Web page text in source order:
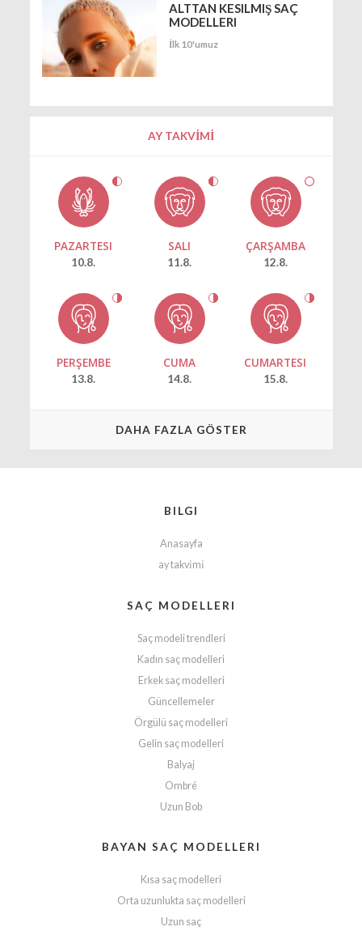
ALTTAN KESILMIŞ SAÇ
MODELLERI
İlk 10'umuz
AY TAKVİMİ
PAZARTESI
10.8.
SALI
11.8.
ÇARŞAMBA
12.8.
PERŞEMBE
13.8.
CUMA
14.8.
CUMARTESI
15.8.
DAHA FAZLA GÖSTER
BILGI
Anasayfa
ay takvi̇mi̇
SAÇ MODELLERI
Saç modeli trendleri
Kadın saç modelleri
Erkek saç modelleri
Güncellemeler
Örgülü saç modelleri
Gelin saç modelleri
Balyaj
Ombré
Uzun Bob
BAYAN SAÇ MODELLERI
Kısa saç modelleri
Orta uzunlukta saç modelleri
Uzun saç